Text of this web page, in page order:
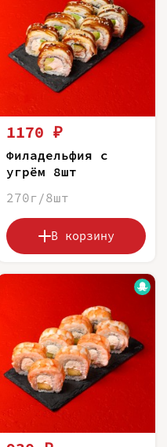
1170 ₽
Филадельфия с
угрём 8шт
270г/8шт
В корзину